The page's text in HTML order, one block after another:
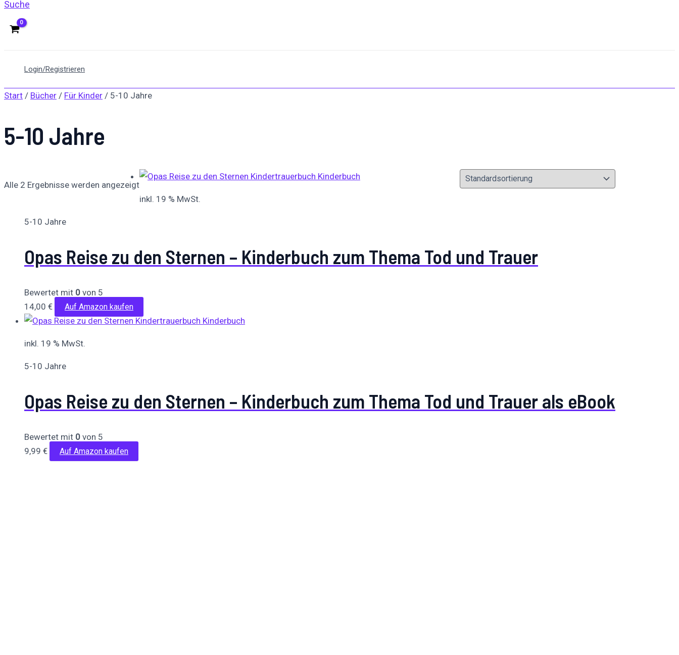
Suche
Login/Registrieren
Start / Bücher / Für Kinder / 5-10 Jahre
5-10 Jahre
Alle 2 Ergebnisse werden angezeigt
inkl. 19 % MwSt.
5-10 Jahre
Opas Reise zu den Sternen – Kinderbuch zum Thema Tod und Trauer
Bewertet mit 0 von 5
14,00 € Auf Amazon kaufen
inkl. 19 % MwSt.
5-10 Jahre
Opas Reise zu den Sternen – Kinderbuch zum Thema Tod und Trauer als eBook
Bewertet mit 0 von 5
9,99 € Auf Amazon kaufen